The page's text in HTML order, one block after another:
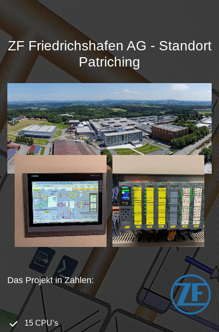
ZF Friedrichshafen AG - Standort
Patriching
Das Projekt in Zahlen:
15 CPU’s